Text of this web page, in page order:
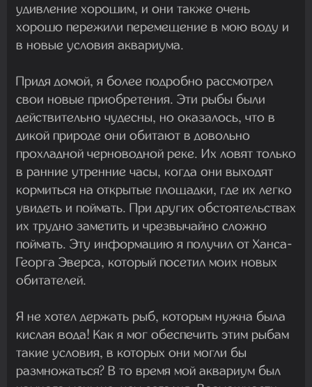
удивление хорошим, и они также очень
хорошо пережили перемещение в мою воду и
в новые условия аквариума.
Придя домой, я более подробно рассмотрел
свои новые приобретения. Эти рыбы были
действительно чудесны, но оказалось, что в
дикой природе они обитают в довольно
прохладной черноводной реке. Их ловят только
в ранние утренние часы, когда они выходят
кормиться на открытые площадки, где их легко
увидеть и поймать. При других обстоятельствах
их трудно заметить и чрезвычайно сложно
поймать. Эту информацию я получил от Ханса-
Георга Эверса, который посетил моих новых
обитателей.
Я не хотел держать рыб, которым нужна была
кислая вода! Как я мог обеспечить этим рыбам
такие условия, в которых они могли бы
размножаться? В то время мой аквариум был